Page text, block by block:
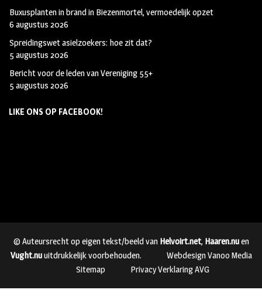
Buxusplanten in brand in Biezenmortel, vermoedelijk opzet
6 augustus 2026
Spreidingswet asielzoekers: hoe zit dat?
5 augustus 2026
Bericht voor de leden van Vereniging 55+
5 augustus 2026
LIKE ONS OP FACEBOOK!
© Auteursrecht op eigen tekst/beeld van Helvoirt.net, Haaren.nuen
Vught.nuuitdrukkelijk voorbehouden.
Webdesign Vanoo Media
Sitemap
Privacy Verklaring AVG